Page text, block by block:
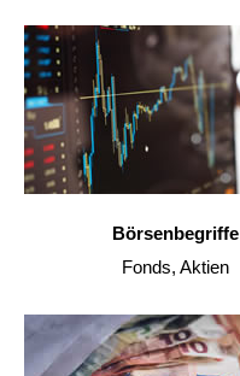
Börsenbegriffe
Fonds, Aktien